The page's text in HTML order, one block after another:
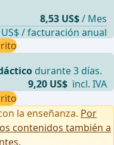
durante 3 días.
9,20 US$ incl. IVA
8,53 US$/ Mes
US$ / facturación anual
la enseñanza. Por
contenidos también a